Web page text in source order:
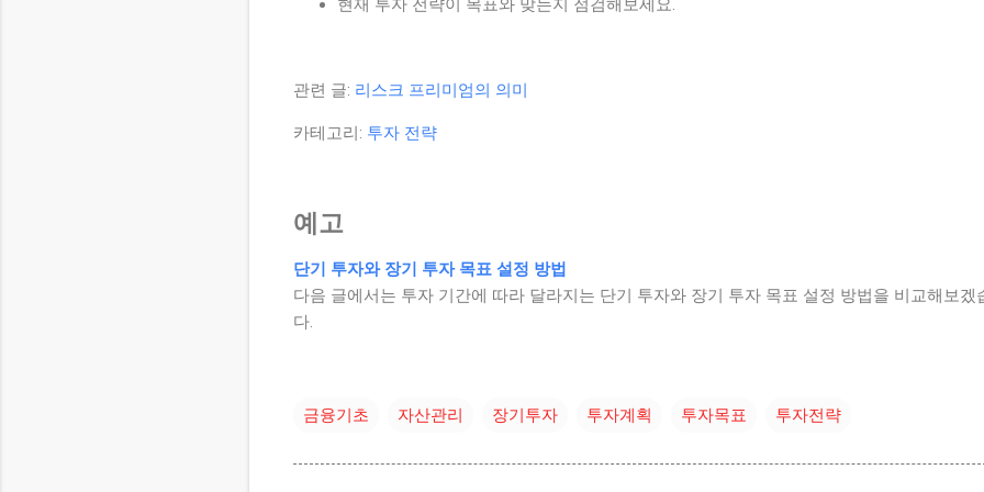
현재 투자 전략이 목표와 맞는지 점검해보세요.
관련 글: 리스크 프리미엄의 의미
카테고리: 투자 전략
예고
단기 투자와 장기 투자 목표 설정 방법
다음 글에서는 투자 기간에 따라 달라지는 단기 투자와 장기 투자 목표 설정 방법을 비교해보겠
다.
금융기초 자산관리 장기투자 투자계획 투자목표 투자전략